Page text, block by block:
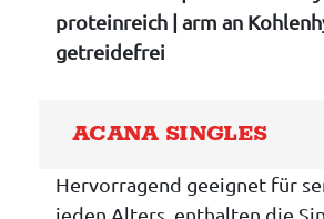
proteinreich | arm an
getreidefrei
ACANA SINGLES
Hervorragend geeignet für
jeden Alters, enthalten die